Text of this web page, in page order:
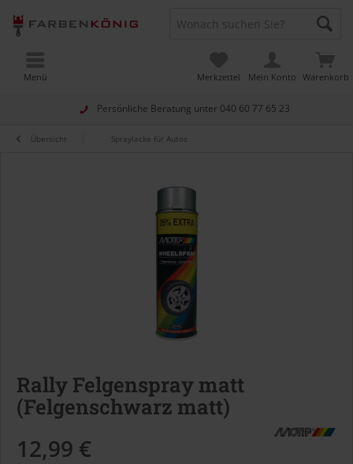
Persönliche Beratung unter 040 60 77 65 23
Warenkorb
Merkzettel Mein Konto
Menü
Übersicht Spraylacke für Autos
Rally Felgenspray matt
(Felgenschwarz matt)
12,99 €